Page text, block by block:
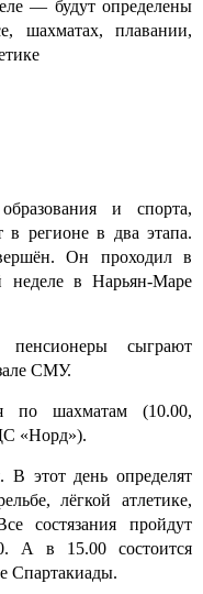
— будут определены
шахматах, плавании,
и спорта,
в регионе в два этапа.
Он проходил в
неделе в Нарьян-Маре
сыграют
СМУ.
по шахматам (10.00,
«Норд»).
В этот день определят
лёгкой атлетике,
состязания пройдут
А в 15.00 состоится
Спартакиады.